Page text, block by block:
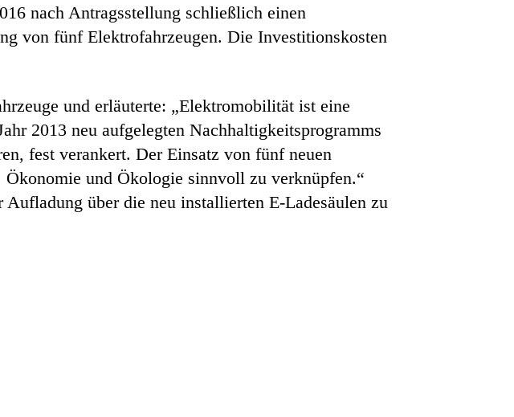
nach Antragsstellung schließlich einen
von fünf Elektrofahrzeugen. Die Investitionskosten
und erläuterte: „Elektromobilität ist eine
2013 neu aufgelegten Nachhaltigkeitsprogramms
fest verankert. Der Einsatz von fünf neuen
Ökonomie und Ökologie sinnvoll zu verknüpfen.“
über die neu installierten E-Ladesäulen zu